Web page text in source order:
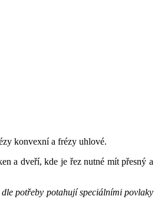
konvexní a frézy uhlové.
a dveří, kde je řez nutné mít přesný a
potřeby potahují speciálními povlaky